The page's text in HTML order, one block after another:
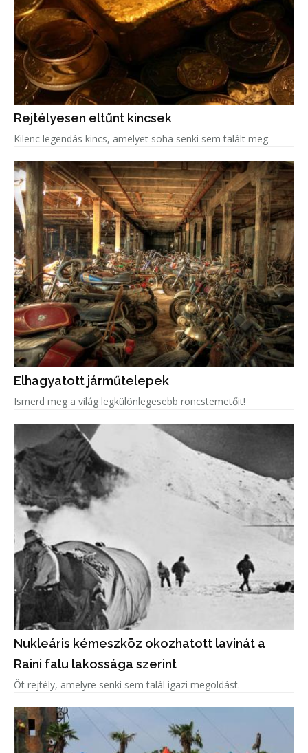
Rejtélyesen eltűnt kincsek
Kilenc legendás kincs, amelyet soha senki sem talált meg.
Elhagyatott járműtelepek
Ismerd meg a világ legkülönlegesebb roncstemetőit!
Nukleáris kémeszköz okozhatott lavinát a
Raini falu lakossága szerint
Öt rejtély, amelyre senki sem talál igazi megoldást.